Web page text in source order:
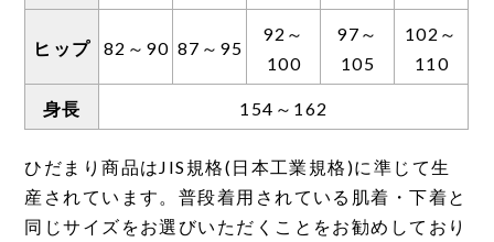
ヒップ 82～90 87～95
92～
100
97～
105
102～
110
身長 154～162
ひだまり商品はJIS規格(日本工業規格)に準じて生
産されています。普段着用されている肌着・下着と
同じサイズをお選びいただくことをお勧めしており